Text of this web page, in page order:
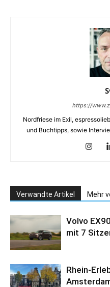
https://
Nordfriese im Exil,
und Buchtipps, sowie
Verwandte Artikel Mehr
Volvo
mit 7
Rhein-